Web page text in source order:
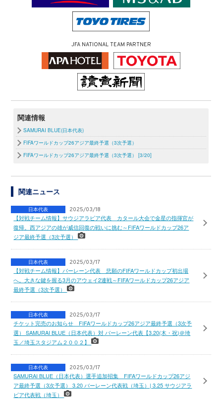
JFA NATIONAL TEAM PARTNER
関連情報
SAMURAI BLUE(日本代表)
FIFAワールドカップ26アジア最終予選（3次予選）
FIFAワールドカップ26アジア最終予選（3次予選） [3/20]
関連ニュース
日本代表 2025/03/18
【対戦チーム情報】サウジアラビア代表 カタール大会で金星の指揮官が
復帰。西アジアの雄が威信回復の戦いに挑む～FIFAワールドカップ26ア
ジア最終予選（3次予選）
日本代表 2025/03/17
【対戦チーム情報】バーレーン代表 悲願のFIFAワールドカップ初出場
へ。大きな鍵を握る3月のアウェイ2連戦～FIFAワールドカップ26アジア
最終予選（3次予選）
日本代表 2025/03/17
チケット完売のお知らせ FIFAワールドカップ26アジア最終予選（3次予
選） SAMURAI BLUE（日本代表）対 バーレーン代表【3.20(木・祝)＠埼
玉／埼玉スタジアム２００２】
日本代表 2025/03/17
SAMURAI BLUE（日本代表）選手追加招集 FIFAワールドカップ26アジ
ア最終予選（3次予選） 3.20 バーレーン代表戦（埼玉）| 3.25 サウジアラ
ビア代表戦（埼玉）